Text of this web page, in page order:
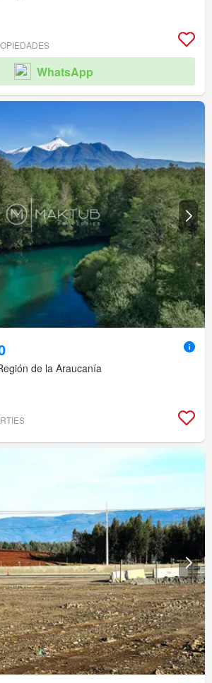
WhatsApp
de la Araucanía